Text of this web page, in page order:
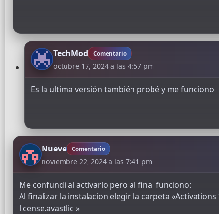
TechMod Comentario
octubre 17, 2024 a las 4:57 pm
Es la ultima versión también probé y me funciono
Nueve Comentario
noviembre 22, 2024 a las 7:41 pm
Me confundi al activarlo pero al final funciono:
Al finalizar la instalacion elegir la carpeta «Activations
license.avastlic »